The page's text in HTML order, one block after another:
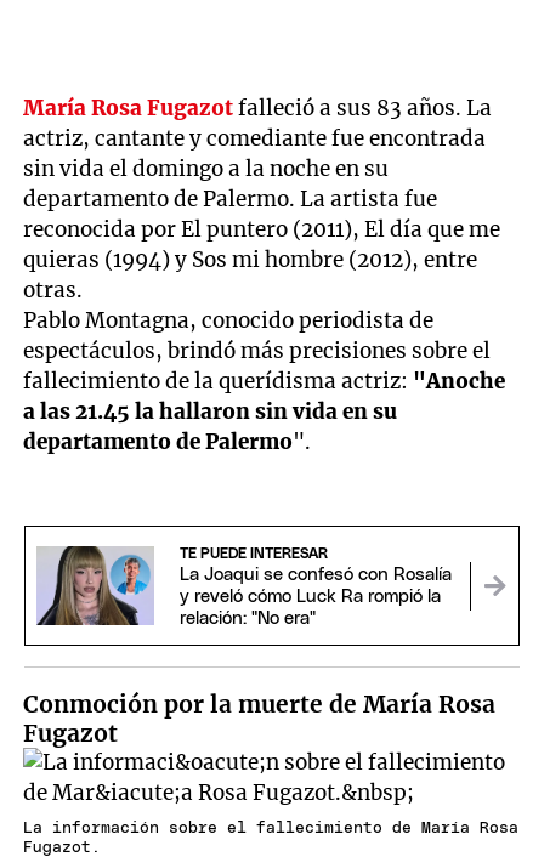
María Rosa Fugazotfalleció a sus 83 años. La
actriz, cantante y comediante fue encontrada
sin vida el domingo a la noche en su
departamento de Palermo. La artista fue
reconocida por El puntero (2011), El día que me
quieras (1994) y Sos mi hombre (2012), entre
otras.
Pablo Montagna, conocido periodista de
espectáculos, brindó más precisiones sobre el
fallecimiento de la querídisma actriz: "Anoche
a las 21.45 la hallaron sin vida en su
departamento de Palermo".
TE PUEDE INTERESAR
La Joaqui se confesó con Rosalía
y reveló cómo Luck Ra rompió la
relación: "No era"
Conmoción por la muerte de María Rosa
Fugazot
La información sobre el fallecimiento de María Rosa
Fugazot.